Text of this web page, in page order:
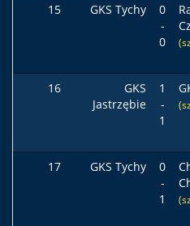
15 GKS Tychy
0
-
0
16
GKS
Jastrzębie
1
-
1
17 GKS Tychy
0
-
1